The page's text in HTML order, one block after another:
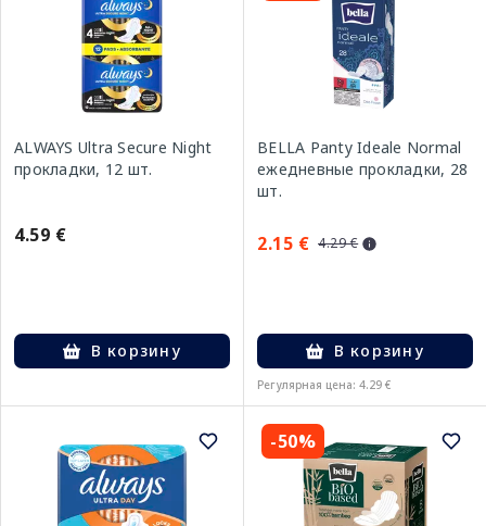
ALWAYS Ultra Secure Night
прокладки, 12 шт.
4.59 €
В корзину
BELLA Panty Ideale Normal
ежедневные прокладки, 28
шт.
2.15 € 4.29 €
В корзину
Регулярная цена: 4.29 €
-50%